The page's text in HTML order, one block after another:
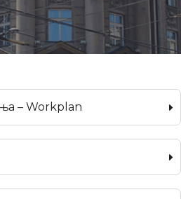
– Workplan